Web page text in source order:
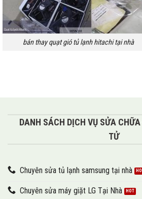
bán thay quạt gió tủ lạnh hitachi tại nhà
DANH SÁCH DỊCH VỤ SỬA
TỬ
Chuyên sửa tủ lạnh samsung tại nhà
Chuyên sửa máy giặt LG Tại Nhà